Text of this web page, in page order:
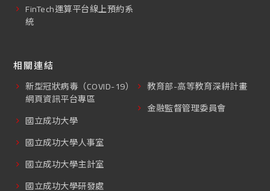
FinTech運算平台線上預約系
統
相關連結
新型冠狀病毒（COVID-19）
網頁資訊平台專區
國立成功大學
國立成功大學人事室
國立成功大學主計室
國立成功大學研發處
教育部-高等教育深耕計畫
金融監督管理委員會